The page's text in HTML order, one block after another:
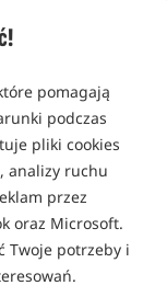
pomagają
podczas
pliki cookies
analizy ruchu
przez
oraz Microsoft.
Twoje potrzeby i
0,0
kupiło ten produkt